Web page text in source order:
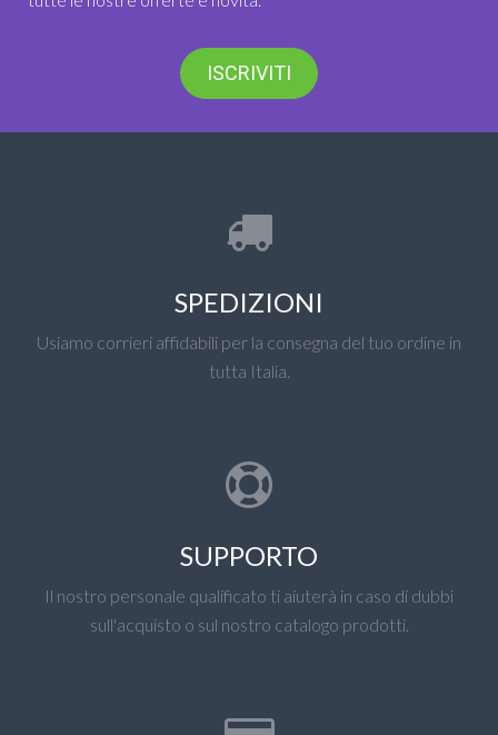
ISCRIVITI
SPEDIZIONI
Usiamo corrieri affidabili per la consegna del tuo ordine in
tutta Italia.
SUPPORTO
Il nostro personale qualificato ti aiuterà in caso di dubbi
sull'acquisto o sul nostro catalogo prodotti.